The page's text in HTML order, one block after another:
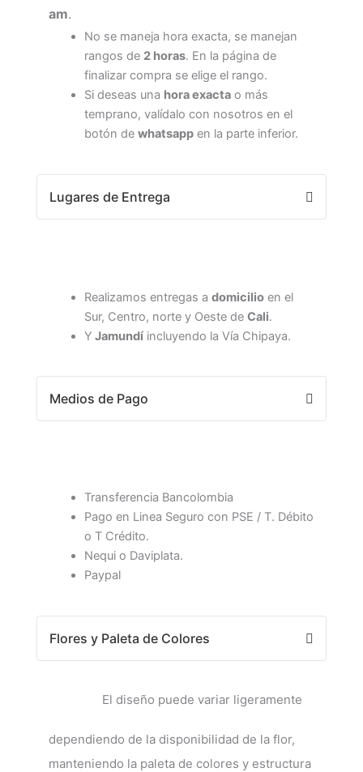
am.
No se maneja hora exacta, se manejan
rangos de 2 horas. En la página de
finalizar compra se elige el rango.
Si deseas una hora exactao más
temprano, valídalo con nosotros en el
botón de whatsappen la parte inferior.
Lugares de Entrega
Realizamos entregas a domicilioen el
Sur, Centro, norte y Oeste de Cali.
Y Jamundíincluyendo la Vía Chipaya.
Medios de Pago
Transferencia Bancolombia
Pago en Linea Seguro con PSE / T. Débito
o T Crédito.
Nequi o Daviplata.
Paypal
Flores y Paleta de Colores
El diseño puede variar ligeramente
dependiendo de la disponibilidad de la flor,
manteniendo la paleta de colores y estructura